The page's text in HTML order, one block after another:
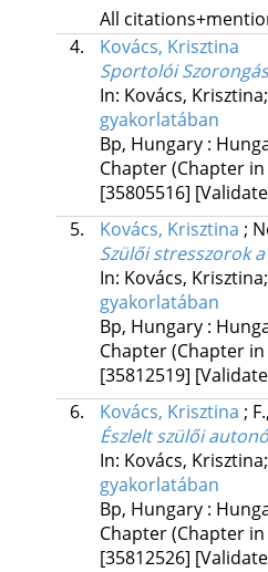
All
4.
Kovács, Krisztina
Sportolói
In: Kovács,
gyakorlatában
Bp, Hungary :
Chapter (Chapter
[35805516]
5.
Kovács, Krisztina ;
Szülői stresszorok
In: Kovács,
gyakorlatában
Bp, Hungary :
Chapter (Chapter
[35812519]
6.
Kovács, Krisztina ;
Észlelt szülői
In: Kovács,
gyakorlatában
Bp, Hungary :
Chapter (Chapter
[35812526]